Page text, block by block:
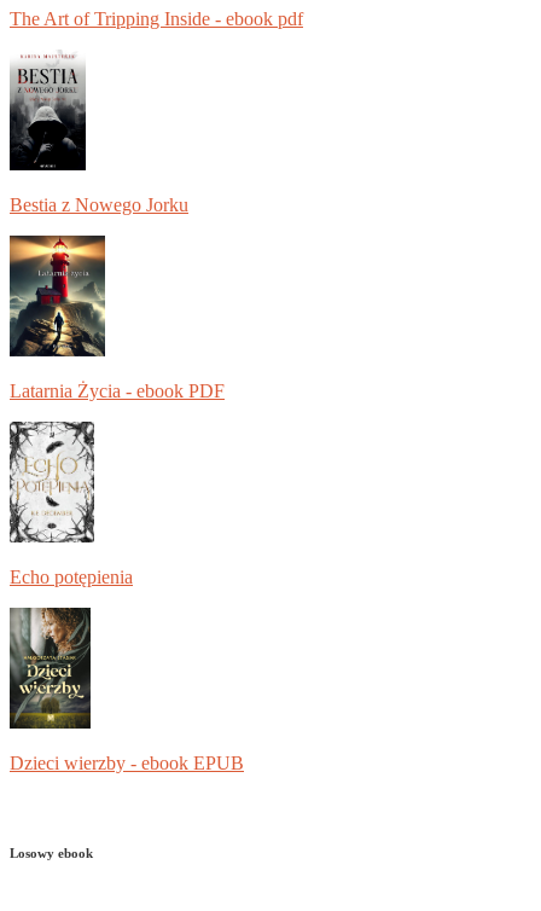
The Art of Tripping Inside - ebook pdf
Bestia z Nowego Jorku
Latarnia Życia - ebook PDF
Echo potępienia
Dzieci wierzby - ebook EPUB
Losowy ebook